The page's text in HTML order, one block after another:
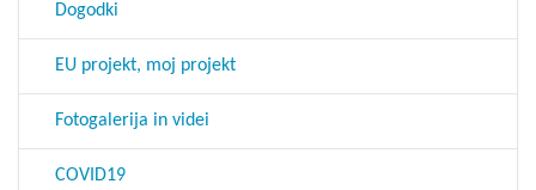
Dogodki
EU projekt, moj projekt
Fotogalerija in videi
COVID19